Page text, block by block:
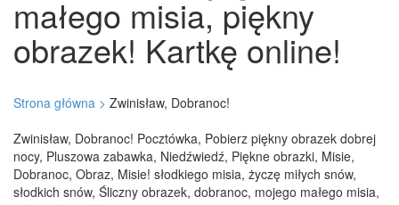
małego misia, piękny
obrazek! Kartkę online!
Strona główna > Zwinisław, Dobranoc!
Zwinisław, Dobranoc! Pocztówka, Pobierz piękny obrazek dobrej
nocy, Pluszowa zabawka, Niedźwiedź, Piękne obrazki, Misie,
Dobranoc, Obraz, Misie! słodkiego misia, życzę miłych snów,
słodkich snów, Śliczny obrazek, dobranoc, mojego małego misia,